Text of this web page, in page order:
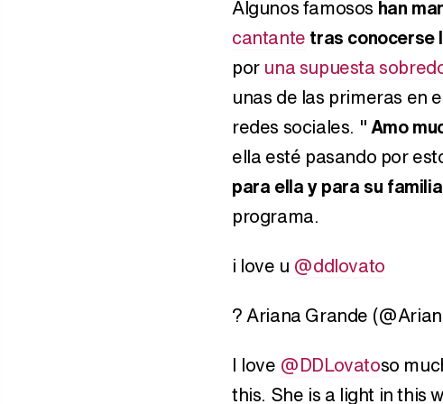
Algunos famosos han
cantante tras conocerse
por una supuesta
unas de las primeras en
redes sociales. "Amo
ella esté pasando por
para ella y para su familia
programa.
i love u @ddlovato
? Ariana Grande
I love @DDLovatoso
this. She is a light in this